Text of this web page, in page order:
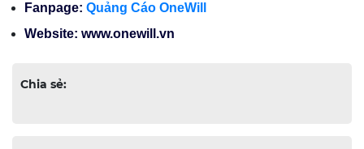
Fanpage: Quảng Cáo OneWill
Website: www.onewill.vn
Chia sẻ: